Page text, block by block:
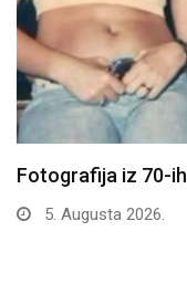
Fotografija iz 70-
5. Augusta 2026.